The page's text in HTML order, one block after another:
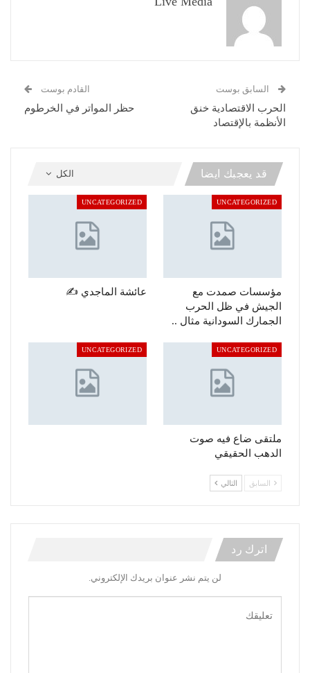
السابق بوست
الحرب الاقتصادية خنق
الأنظمة بالإقتصاد
القادم بوست
حظر المواتر في الخرطوم
الكل قد يعجبك ايضا
UNCATEGORIZED
مؤسسات صمدت مع
الجيش في ظل الحرب
الجمارك السودانية مثال ..
UNCATEGORIZED
عائشة الماجدي ✍️
UNCATEGORIZED
ملتقى ضاع فيه صوت
الدهب الحقيقي
UNCATEGORIZED
السابق التالي
اترك رد
لن يتم نشر عنوان بريدك الإلكتروني.